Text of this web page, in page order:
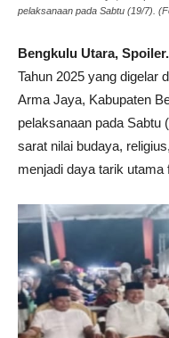
pelaksanaan pada Sabtu (19/7).
Bengkulu Utara,
Tahun 2025 yang digelar
Arma Jaya, Kabupaten
pelaksanaan pada Sabtu
sarat nilai budaya,
menjadi daya tarik utama